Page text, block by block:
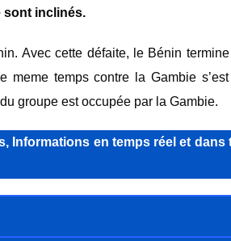
sont inclinés.
Avec cette défaite, le Bénin
temps contre la Gambie
groupe est occupée par la Gambie.
Informations en temps réel et dans